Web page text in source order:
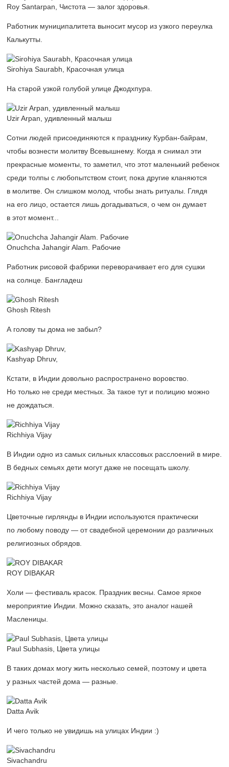
Roy Santarpan, Чистота — залог здоровья.
Работник муниципалитета выносит мусор из узкого переулка
Калькутты.
Sirohiya Saurabh, Красочная улица
На старой узкой голубой улице Джодхпура.
Uzir Arpan, удивленный малыш
Сотни людей присоединяются к празднику Курбан-байрам,
чтобы вознести молитву Всевышнему. Когда я снимал эти
прекрасные моменты, то заметил, что этот маленький ребенок
среди толпы с любопытством стоит, пока другие кланяются
в молитве. Он слишком молод, чтобы знать ритуалы. Глядя
на его лицо, остается лишь догадываться, о чем он думает
в этот момент...
Onuchcha Jahangir Alam. Рабочие
Работник рисовой фабрики переворачивает его для сушки
на солнце. Бангладеш
Ghosh Ritesh
А голову ты дома не забыл?
Kashyap Dhruv,
Кстати, в Индии довольно распространено воровство.
Но только не среди местных. За такое тут и полицию можно
не дождаться.
Richhiya Vijay
В Индии одно из самых сильных классовых расслоений в мире.
В бедных семьях дети могут даже не посещать школу.
Richhiya Vijay
Цветочные гирлянды в Индии используются практически
по любому поводу — от свадебной церемонии до различных
религиозных обрядов.
ROY DIBAKAR
Холи — фестиваль красок. Праздник весны. Самое яркое
мероприятие Индии. Можно сказать, это аналог нашей
Масленицы.
Paul Subhasis, Цвета улицы
В таких домах могу жить несколько семей, поэтому и цвета
у разных частей дома — разные.
Datta Avik
И чего только не увидишь на улицах Индии :)
Sivachandru